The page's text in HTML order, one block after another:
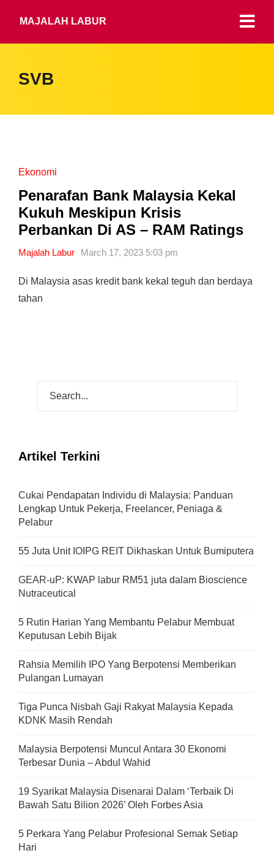
MAJALAH LABUR
SVB
Ekonomi
Penarafan Bank Malaysia Kekal
Kukuh Meskipun Krisis
Perbankan Di AS – RAM Ratings
Majalah Labur March 17, 2023 5:03 pm
Di Malaysia asas kredit bank kekal teguh dan berdaya
tahan
Artikel Terkini
Cukai Pendapatan Individu di Malaysia: Panduan
Lengkap Untuk Pekerja, Freelancer, Peniaga &
Pelabur
55 Juta Unit IOIPG REIT Dikhaskan Untuk Bumiputera
GEAR-uP: KWAP labur RM51 juta dalam Bioscience
Nutraceutical
5 Rutin Harian Yang Membantu Pelabur Membuat
Keputusan Lebih Bijak
Rahsia Memilih IPO Yang Berpotensi Memberikan
Pulangan Lumayan
Tiga Punca Nisbah Gaji Rakyat Malaysia Kepada
KDNK Masih Rendah
Malaysia Berpotensi Muncul Antara 30 Ekonomi
Terbesar Dunia – Abdul Wahid
19 Syarikat Malaysia Disenarai Dalam ‘Terbaik Di
Bawah Satu Bilion 2026’ Oleh Forbes Asia
5 Perkara Yang Pelabur Profesional Semak Setiap
Hari